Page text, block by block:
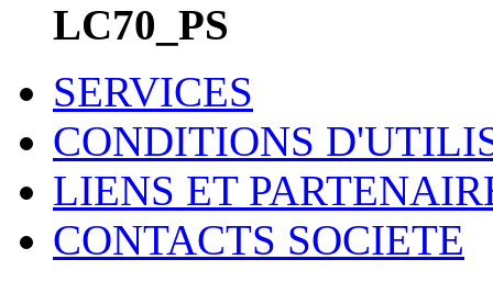
LC70_PS
SERVICES
CONDITIONS
LIENS ET
CONTACTS SOCIETE